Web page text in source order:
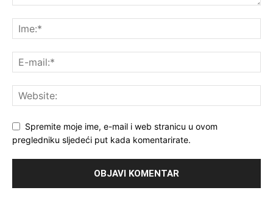
Spremite moje ime, e-mail i web stranicu u ovom
pregledniku sljedeći put kada komentarirate.